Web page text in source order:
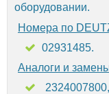
оборудовании.
Номера по
02931485.
Аналоги и